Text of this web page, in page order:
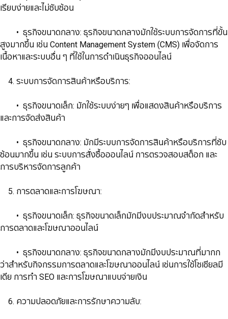
เรียบง่ายและไม่ซับซ้อน
​​​​​​​​​​​​​​ • ธุรกิจขนาดกลาง: ธุรกิจขนาดกลางมักใช้ระบบการจัดการที่ขั้น
สูงมากขึ้น เช่น Content Management System (CMS) เพื่อจัดการ
เนื้อหาและระบบอื่น ๆ ที่ใช้ในการดำเนินธุรกิจออนไลน์
​​​​​​​ 4. ระบบการจัดการสินค้าหรือบริการ:
​​​​​​​​​​​​​​ • ธุรกิจขนาดเล็ก: มักใช้ระบบง่ายๆ เพื่อแสดงสินค้าหรือบริการ
และการจัดส่งสินค้า
​​​​​​​​​​​​​​ • ธุรกิจขนาดกลาง: มักมีระบบการจัดการสินค้าหรือบริการที่ซับ
ซ้อนมากขึ้น เช่น ระบบการสั่งซื้อออนไลน์ การตรวจสอบสต็อก และ
การบริหารจัดการลูกค้า
​​​​​​​ 5. การตลาดและการโฆษณา:
​​​​​​​​​​​​​​ • ธุรกิจขนาดเล็ก: ธุรกิจขนาดเล็กมักมีงบประมาณจำกัดสำหรับ
การตลาดและโฆษณาออนไลน์
​​​​​​​​​​​​​​ • ธุรกิจขนาดกลาง: ธุรกิจขนาดกลางมักมีงบประมาณที่มากก
ว่าสำหรับกิจกรรมการตลาดและโฆษณาออนไลน์ เช่นการใช้โซเชียลมี
เดีย การทำ SEO และการโฆษณาแบบจ่ายเงิน
​​​​​​​ 6. ความปลอดภัยและการรักษาความลับ: